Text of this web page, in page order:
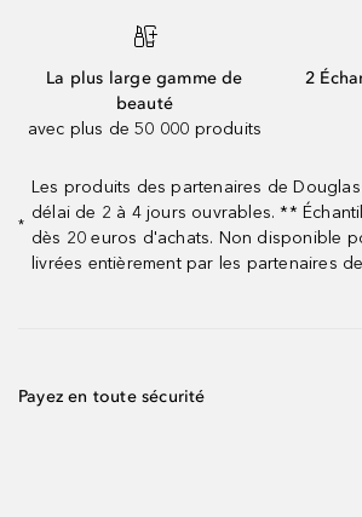
La plus large gamme de
beauté
avec plus de 50 000 produits
2
*
Les produits des partenaires de
délai de 2 à 4 jours ouvrables. **
dès 20 euros d'achats. Non disponible
livrées entièrement par les partenaires
Payez en toute sécurité